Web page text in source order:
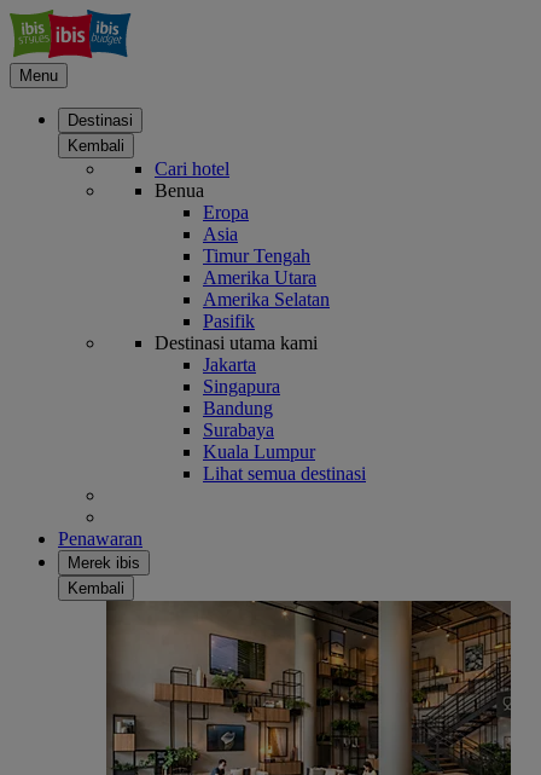
Menu
Destinasi
Kembali
Cari hotel
Benua
Eropa
Asia
Timur Tengah
Amerika Utara
Amerika Selatan
Pasifik
Destinasi utama kami
Jakarta
Singapura
Bandung
Surabaya
Kuala Lumpur
Lihat semua destinasi
Penawaran
Merek ibis
Kembali